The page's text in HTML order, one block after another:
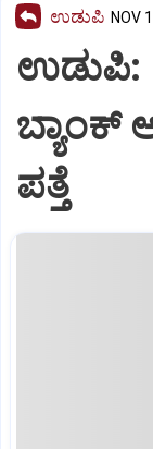
ಉಡುಪಿ NOV
ಉಡುಪಿ:
ಬ್ಯಾಂಕ್‌
ಪತ್ತೆ